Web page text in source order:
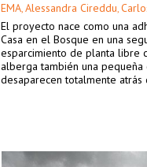
EMA, Alessandra Cireddu,
El proyecto nace como una
Casa en el Bosque en una
esparcimiento de planta libre
alberga también una pequeña
desaparecen totalmente